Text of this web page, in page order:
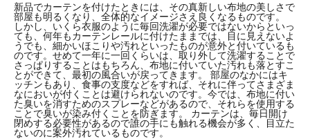
新品でカーテンを付けたときには、その真新しい布地の美しさで
部屋も明るくなり、全体的なイメージさえ良くなるものです。
しかし、いくら衣服のように毎回洗濯が必要ではないからといっ
ても、何年もカーテンレールに付けたままでは、目に見えないよ
うでも、細かいほこりや汚れといったものが意外と付いているも
のです。せめて一年に一回くらいは、取り外して洗濯することで
さっぱりすることはもちろん、布地に付いていた汚れも落とすこ
とができて、最初の風合いが戻ってきます。 部屋のなかにはキ
ッチンもあり、食事の支度などをすれば、それに伴ってさまざま
なにおいが付くことは避けられないのです。今では、布地に付い
た臭いを消すためのスプレーなどがあるので、それらを使用する
ことで臭いが染み付くことを防ぎます。 カーテンは、毎日開け
閉めする必要性があるので誰の手にも触れる機会が多く、目立た
ないのに案外汚れているものです。